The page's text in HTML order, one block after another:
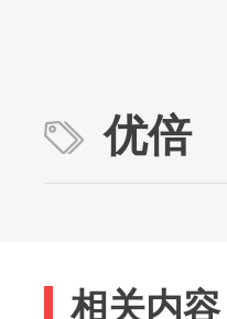
优倍
相关内容